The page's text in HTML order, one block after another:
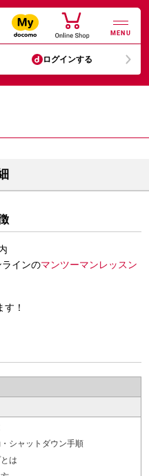
MENU
ログインする
インのマンツーマンレッスン
！
シャットダウン手順
は